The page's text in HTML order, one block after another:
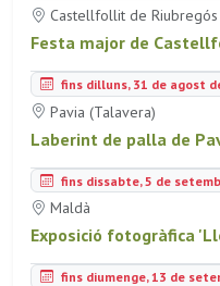
Castellfollit de Riubregós
Festa major de
fins dilluns, 31 de agost
Pavia (Talavera)
Laberint de palla de
fins dissabte, 5 de
Maldà
Exposició fotogràfica
fins diumenge, 13 de